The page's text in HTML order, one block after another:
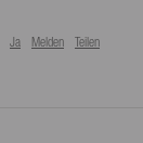
Ja Melden Teilen